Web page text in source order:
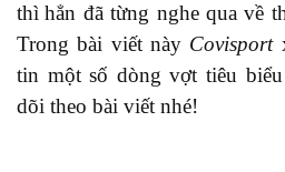
thì hẳn đã từng nghe qua về
Trong bài viết này Covisport
tin một số dòng vợt tiêu
dõi theo bài viết nhé!